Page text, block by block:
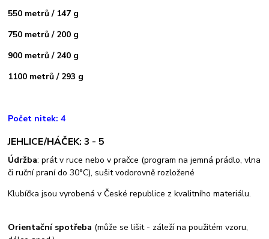
550 metrů / 147 g
750 metrů / 200 g
900 metrů / 240 g
1100 metrů / 293 g
Počet nitek: 4
JEHLICE/HÁČEK: 3 - 5
Údržba: prát v ruce nebo v pračce (program na jemná prádlo, vlna
či ruční praní do 30°C), sušit vodorovně rozložené
Klubíčka jsou vyrobená v České republice z kvalitního materiálu.
Orientační spotřeba (může se lišit - záleží na použitém vzoru,